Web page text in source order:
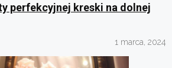
perfekcyjnej kreski na dolnej
1 marca, 2024